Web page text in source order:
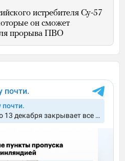
истребителя Су-57
он сможет
прорыва ПВО